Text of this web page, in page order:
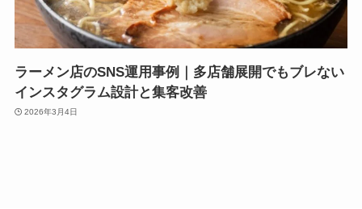
ラーメン店のSNS運用事例｜多店舗展開でもブレない
インスタグラム設計と集客改善
2026年3月4日